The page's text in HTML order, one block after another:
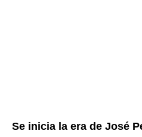
Se inicia la era de José